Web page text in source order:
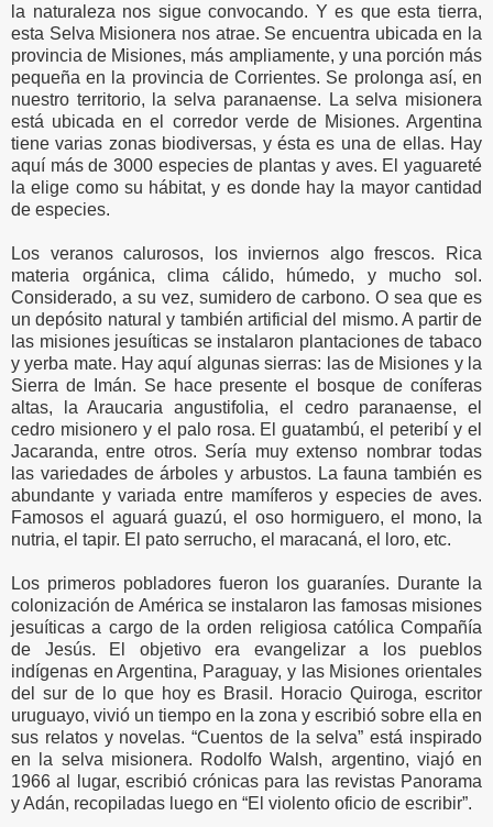
la naturaleza nos sigue convocando. Y es que esta tierra,
esta Selva Misionera nos atrae. Se encuentra ubicada en la
provincia de Misiones, más ampliamente, y una porción más
pequeña en la provincia de Corrientes. Se prolonga así, en
nuestro territorio, la selva paranaense. La selva misionera
está ubicada en el corredor verde de Misiones. Argentina
tiene varias zonas biodiversas, y ésta es una de ellas. Hay
aquí más de 3000 especies de plantas y aves. El yaguareté
la elige como su hábitat, y es donde hay la mayor cantidad
de especies.
Los veranos calurosos, los inviernos algo frescos. Rica
materia orgánica, clima cálido, húmedo, y mucho sol.
Considerado, a su vez, sumidero de carbono. O sea que es
un depósito natural y también artificial del mismo. A partir de
las misiones jesuíticas se instalaron plantaciones de tabaco
y yerba mate. Hay aquí algunas sierras: las de Misiones y la
Sierra de Imán. Se hace presente el bosque de coníferas
altas, la Araucaria angustifolia, el cedro paranaense, el
cedro misionero y el palo rosa. El guatambú, el peteribí y el
Jacaranda, entre otros. Sería muy extenso nombrar todas
las variedades de árboles y arbustos. La fauna también es
abundante y variada entre mamíferos y especies de aves.
Famosos el aguará guazú, el oso hormiguero, el mono, la
nutria, el tapir. El pato serrucho, el maracaná, el loro, etc.
Los primeros pobladores fueron los guaraníes. Durante la
colonización de América se instalaron las famosas misiones
jesuíticas a cargo de la orden religiosa católica Compañía
de Jesús. El objetivo era evangelizar a los pueblos
indígenas en Argentina, Paraguay, y las Misiones orientales
del sur de lo que hoy es Brasil. Horacio Quiroga, escritor
uruguayo, vivió un tiempo en la zona y escribió sobre ella en
sus relatos y novelas. “Cuentos de la selva” está inspirado
en la selva misionera. Rodolfo Walsh, argentino, viajó en
1966 al lugar, escribió crónicas para las revistas Panorama
y Adán, recopiladas luego en “El violento oficio de escribir”.